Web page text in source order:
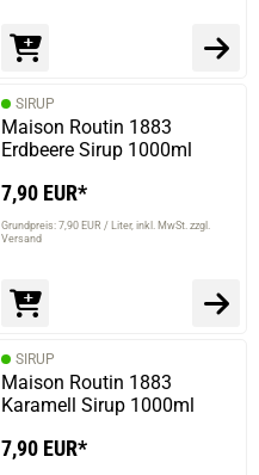
SIRUP
Maison Routin 1883
Erdbeere Sirup 1000ml
7,90 EUR*
Grundpreis: 7,90 EUR / Liter inkl. MwSt. zzgl.
Versand
SIRUP
Maison Routin 1883
Karamell Sirup 1000ml
7,90 EUR*